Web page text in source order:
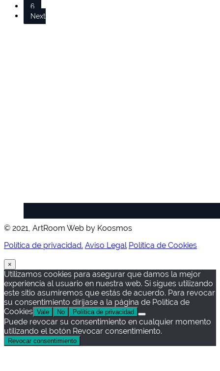
6
Next
© 2021, ArtRoom Web by Koosmos
Política de privacidad. Aviso Legal Política de Cookies
×
Utilizamos cookies para asegurar que damos la mejor
experiencia al usuario en nuestra web. Si sigues utilizando
este sitio asumiremos que estás de acuerdo. Para revocar
su consentimiento dirijase a la página de Política de
Cookies Vale No Política de privacidad
Puede revocar su consentimiento en cualquier momento
utilizando el botón Revocar consentimiento.
Revocar consentimiento